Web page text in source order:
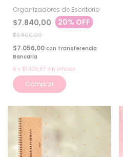
Organizadores de Escritorio
$7.840,00 20% OFF
$9.800,00
$7.056,00 con Transferencia
Bancaria
6 x $1.306,67 sin interés
Comprar